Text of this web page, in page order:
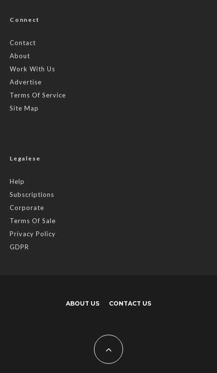
Connect
Contact
About
Work With Us
Advertise
Terms Of Service
Site Map
Legalese
Help
Subscriptions
Corporate
Terms Of Sale
Privacy Policy
GDPR
ABOUT US CONTACT US